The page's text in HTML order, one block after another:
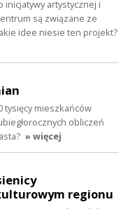
inicjatywy artystycznej i
są związane ze
idee niesie ten projekt?
tysięcy mieszkańców
obliczeń
» więcej
regionu